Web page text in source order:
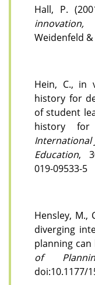
Hall, P.
Weidenfeld
Hein, C., in
history for
of student
history for
International
Education,
019-09533-5
Hensley, M.,
diverging
planning
of
doi:10.1177/